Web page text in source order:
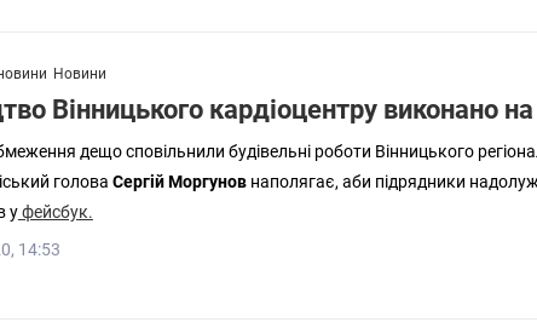
Новини
Вінницького кардіоцентру виконано
дещо сповільнили будівельні роботи Вінницького
голова Сергій Моргуновнаполягає, аби підрядники
уфейсбук.
14:53